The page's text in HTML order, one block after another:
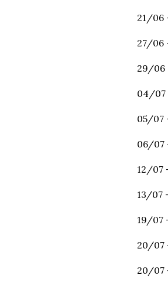
21/06
27/06
29/06
04/07
05/07
06/07
12/07
13/07
19/07
20/07
20/07